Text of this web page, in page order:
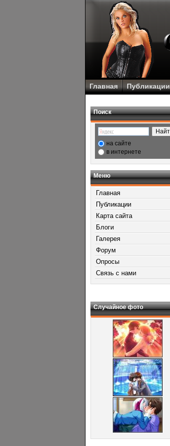
Главная Публикации
Поиск
на сайте
в интернете
Меню
Главная
Публикации
Карта сайта
Блоги
Галерея
Форум
Опросы
Связь с нами
Случайное фото